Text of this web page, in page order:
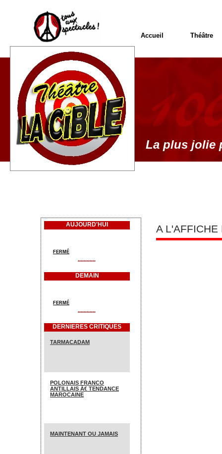
AUJOURD'HUI
FERMÉ
************
DEMAIN
FERMÉ
************
DERNIERES CRITIQUES
TARMACADAM
POLONAIS FRANCO
ANTILLAIS Ã€ TENDANCE
MAROCAINE
MAINTENANT OU JAMAIS
La plus jolie
Accueil Théâtre
A L'AFFICHE